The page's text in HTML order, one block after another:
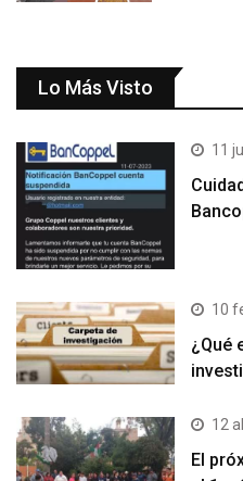
Lo Más Visto
11
10
¿Qué
12
El